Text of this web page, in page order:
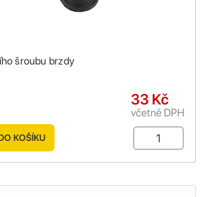
šroubu brzdy
33 Kč
včetně DPH
KOŠÍKU